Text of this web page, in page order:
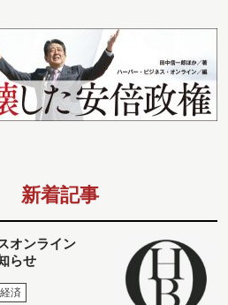
新着記事
オンライン
らせ
済